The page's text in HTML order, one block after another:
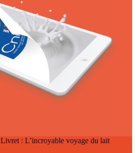
Livret : L’incroyable voyage du lait